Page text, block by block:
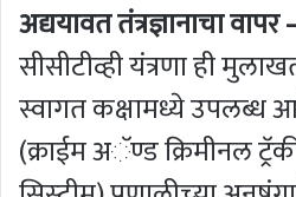
अद्ययावत तंत्रज्ञानाचा वापर
सीसीटीव्ही यंत्रणा ही
स्वागत कक्षामध्ये उपलब्ध
(क्राईम अॅण्‍ड क्रिमीनल